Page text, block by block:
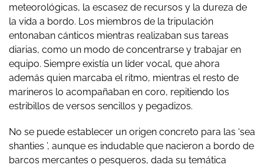
meteorológicas, la escasez de recursos y la dureza de
la vida a bordo. Los miembros de la tripulación
entonaban cánticos mientras realizaban sus tareas
diarias, como un modo de concentrarse y trabajar en
equipo. Siempre existía un líder vocal, que ahora
además quien marcaba el ritmo, mientras el resto de
marineros lo acompañaban en coro, repitiendo los
estribillos de versos sencillos y pegadizos.
No se puede establecer un origen concreto para las ‘sea
shanties ’, aunque es indudable que nacieron a bordo de
barcos mercantes o pesqueros, dada su temática